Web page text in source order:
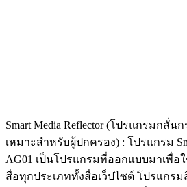
Smart Media Reflector (โปรแกรมกลั่
เหมาะสำหรับผู้ปกครอง) : โปรแกรม
AG01 เป็นโปรแกรมที่ออกแบบมาเพื่อ
สื่อทุกประเภททั้งสื่อเว็ปไซต์ โปรแกร